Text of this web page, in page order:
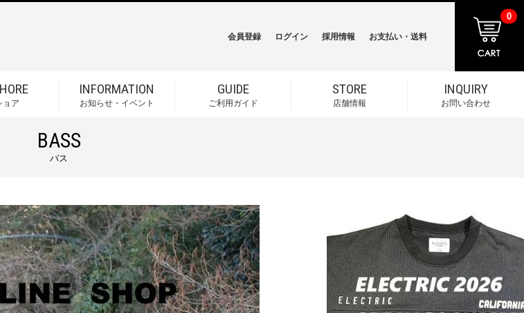
ョア
INFORMATION
お知らせ・イベント
GUIDE
ご利用ガイド
STORE
店舗情報
INQUIRY
お問い合わせ
会員登録 ログイン 採用情報 お支払い・送料
0
BASS
バス